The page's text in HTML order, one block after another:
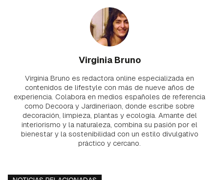
Virginia Bruno
Virginia Bruno es redactora online especializada en
contenidos de lifestyle con más de nueve años de
experiencia. Colabora en medios españoles de referencia
como Decoora y Jardineriaon, donde escribe sobre
decoración, limpieza, plantas y ecología. Amante del
interiorismo y la naturaleza, combina su pasión por el
bienestar y la sostenibilidad con un estilo divulgativo
práctico y cercano.